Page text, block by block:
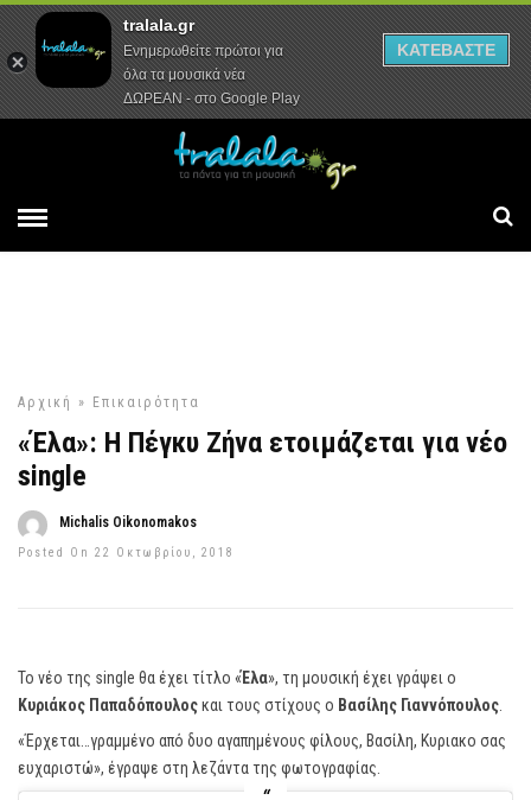
Αρχική Συνεντεύξεις Ρεπορτάζ
Αρχική » Επικαιρότητα
«Έλα»: Η Πέγκυ Ζήνα ετοιμάζεται για νέο
single
Michalis Oikonomakos
Posted On 22 Οκτωβρίου, 2018
Το νέο της single θα έχει τίτλο «Έλα», τη μουσική έχει γράψει ο
Κυριάκος Παπαδόπουλοςκαι τους στίχους ο Βασίλης Γιαννόπουλος
«Έρχεται…γραμμένο από δυο αγαπημένους φίλους, Βασίλη, Κυριακο σας
ευχαριστώ», έγραψε στη λεζάντα της φωτογραφίας.
tralala.gr
Ενημερωθείτε πρώτοι για
όλα τα μουσικά νέα
ΔΩΡΕΑΝ - στο Google Play
ΚΑΤΕΒΑΣΤΕ